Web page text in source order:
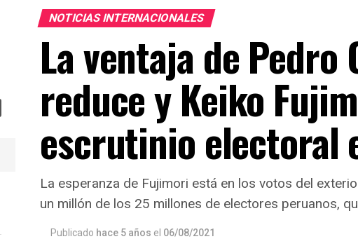
NOTICIAS INTERNACIONALES
La ventaja de Pedro
reduce y Keiko
escrutinio electoral
La esperanza de Fujimori está en los votos del
un millón de los 25 millones de electores peruanos,
Publicado hace 5 años el 06/08/2021